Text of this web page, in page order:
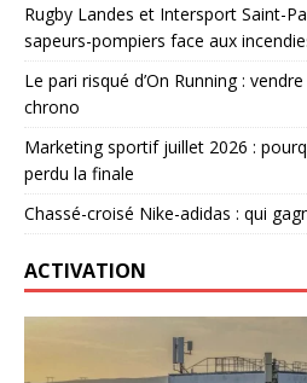
Rugby Landes et Intersport Saint-
sapeurs-pompiers face aux
Le pari risqué d’On Running :
chrono
Marketing sportif juillet 2026 :
perdu la finale
Chassé-croisé Nike-adidas : qui
ACTIVATION